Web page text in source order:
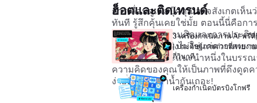
การเลื่อนดูเฟสบุ๊คคุณอาจสังเกตเห็
ทันที รู้สึกคุ้นเคยใช่มั้ย ตอนนี้นี่คือกา
ในการระดมความคิดและการประดิ
ความลับที่แท้จริงไม่ใช่แค่ความพยา
บทความนี้เราจะแนะนำหนึ่งในบรร
ความคิดของคุณให้เป็นภาพที่ดึงดูดค
ง่ายดาย มาดำน้ำกันเถอะ!
ฮ็อตและติดเทรนด์
3 เครื่องกำเนิดภาพ AI ฟรี
| ประดิษฐ์ภาพถ่ายที่สวยงา
กี่วินาที
เครื่องกำเนิดบัตรบิงโกฟรี